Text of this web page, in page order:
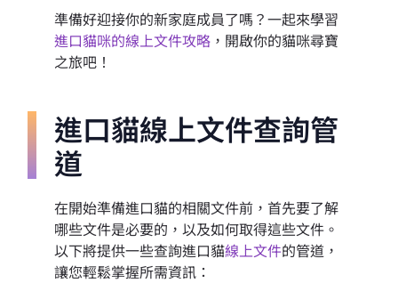
準備好迎接你的新家庭成員了嗎？一起來學習
進口貓咪的線上文件攻略 ，開啟你的貓咪尋寶
之旅吧！
進口貓線上文件查詢管
道
在開始準備進口貓的相關文件前，首先要了解
哪些文件是必要的，以及如何取得這些文件。
以下將提供一些查詢進口貓線上文件的管道，
讓您輕鬆掌握所需資訊：